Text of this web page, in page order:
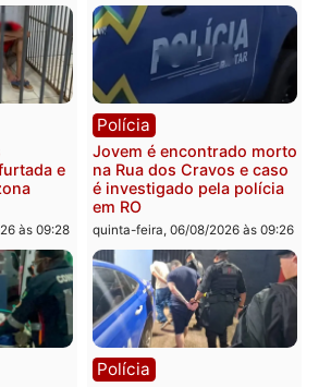
e
mortos
às 20:51
Política
Ministro Dias Tofolli , do
TSE, determina
e processamento da
que pode levar à perda
mandato da prefeita de
Pimenta Bueno
quinta-feira, 06/08/2026 às